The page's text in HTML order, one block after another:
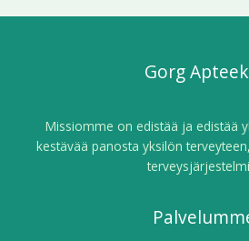
Gorg
Missiomme on edistää ja edistää
kestävää panosta yksilön